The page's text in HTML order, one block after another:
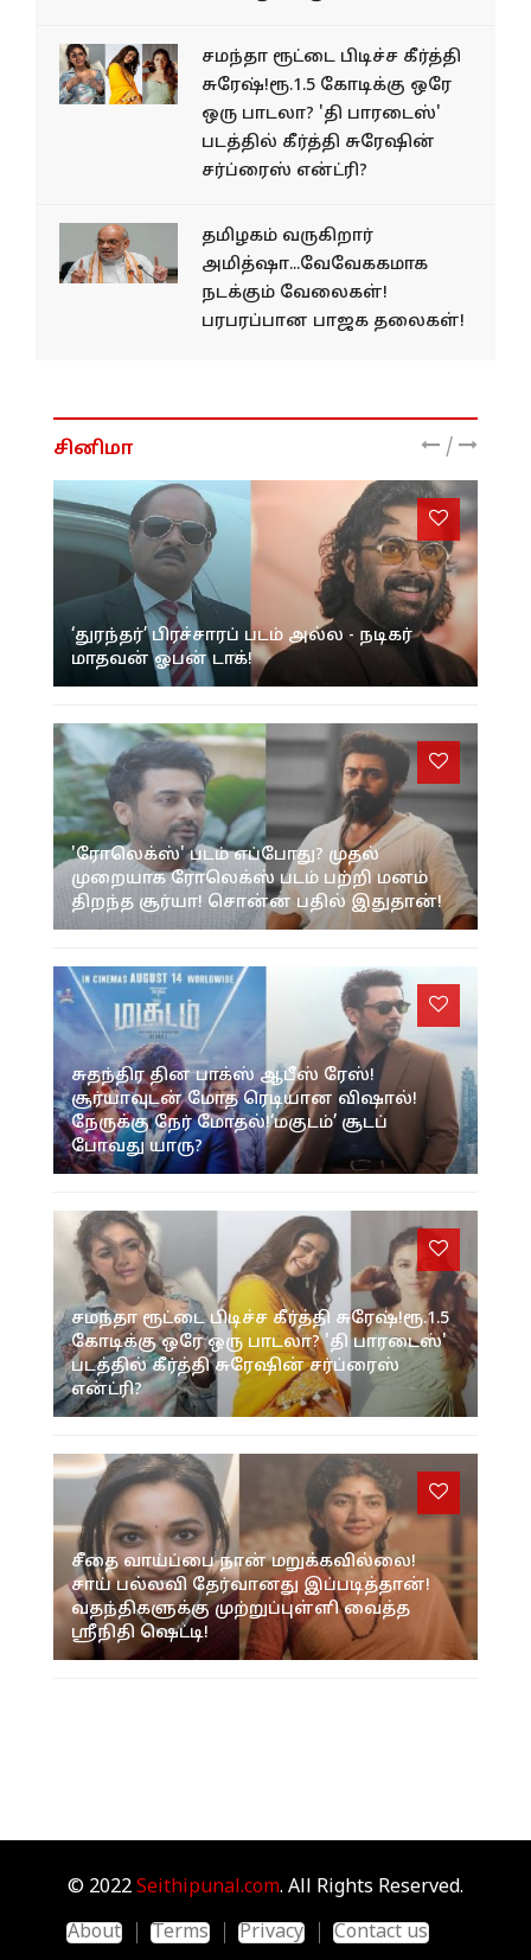
சமந்தா ரூட்டை பிடிச்ச கீர்த்தி
சுரேஷ்!ரூ.1.5 கோடிக்கு ஒரே
ஒரு பாடலா? 'தி பாரடைஸ்'
படத்தில் கீர்த்தி சுரேஷின்
சர்ப்ரைஸ் என்ட்ரி?
தமிழகம் வருகிறார்
அமித்ஷா...வேவேககமாக
நடக்கும் வேலைகள்!
பரபரப்பான பாஜக தலைகள்!
சினிமா /
‘துரந்தர்’ பிரச்சாரப் படம் அல்ல - நடிகர்
மாதவன் ஓபன் டாக்!
'ரோலெக்ஸ்' படம் எப்போது? முதல்
முறையாக ரோலெக்ஸ் படம் பற்றி மனம்
திறந்த சூர்யா! சொன்ன பதில் இதுதான்!
சுதந்திர தின பாக்ஸ் ஆபீஸ் ரேஸ்!
சூர்யாவுடன் மோத ரெடியான விஷால்!
நேருக்கு நேர் மோதல்!‘மகுடம்’ சூடப்
போவது யாரு?
சமந்தா ரூட்டை பிடிச்ச கீர்த்தி சுரேஷ்!ரூ.1.5
கோடிக்கு ஒரே ஒரு பாடலா? 'தி பாரடைஸ்'
படத்தில் கீர்த்தி சுரேஷின் சர்ப்ரைஸ்
என்ட்ரி?
சீதை வாய்ப்பை நான் மறுக்கவில்லை!
சாய் பல்லவி தேர்வானது இப்படித்தான்!
வதந்திகளுக்கு முற்றுப்புள்ளி வைத்த
ஸ்ரீநிதி ஷெட்டி!
© 2022 Seithipunal.com. All Rights Reserved.
About
Terms Privacy Contact us